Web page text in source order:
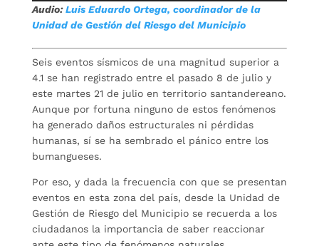
audio
Audio:Luis Eduardo Ortega, coordinador de la
Unidad de Gestión del Riesgo del Municipio
Seis eventos sísmicos de una magnitud superior a
4.1 se han registrado entre el pasado 8 de julio y
este martes 21 de julio en territorio santandereano.
Aunque por fortuna ninguno de estos fenómenos
ha generado daños estructurales ni pérdidas
humanas, sí se ha sembrado el pánico entre los
bumangueses.
Por eso, y dada la frecuencia con que se presentan
eventos en esta zona del país, desde la Unidad de
Gestión de Riesgo del Municipio se recuerda a los
ciudadanos la importancia de saber reaccionar